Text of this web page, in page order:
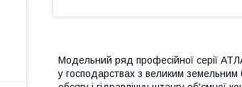
Модельний ряд професійної серії
у господарствах з великим земельним